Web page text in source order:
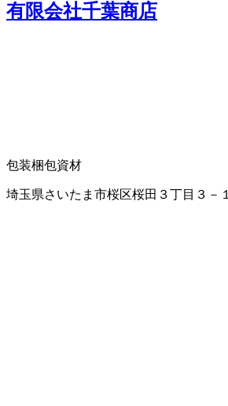
有限会社千葉商店
包装梱包資材
埼玉県さいたま市桜区桜田３丁目３－１